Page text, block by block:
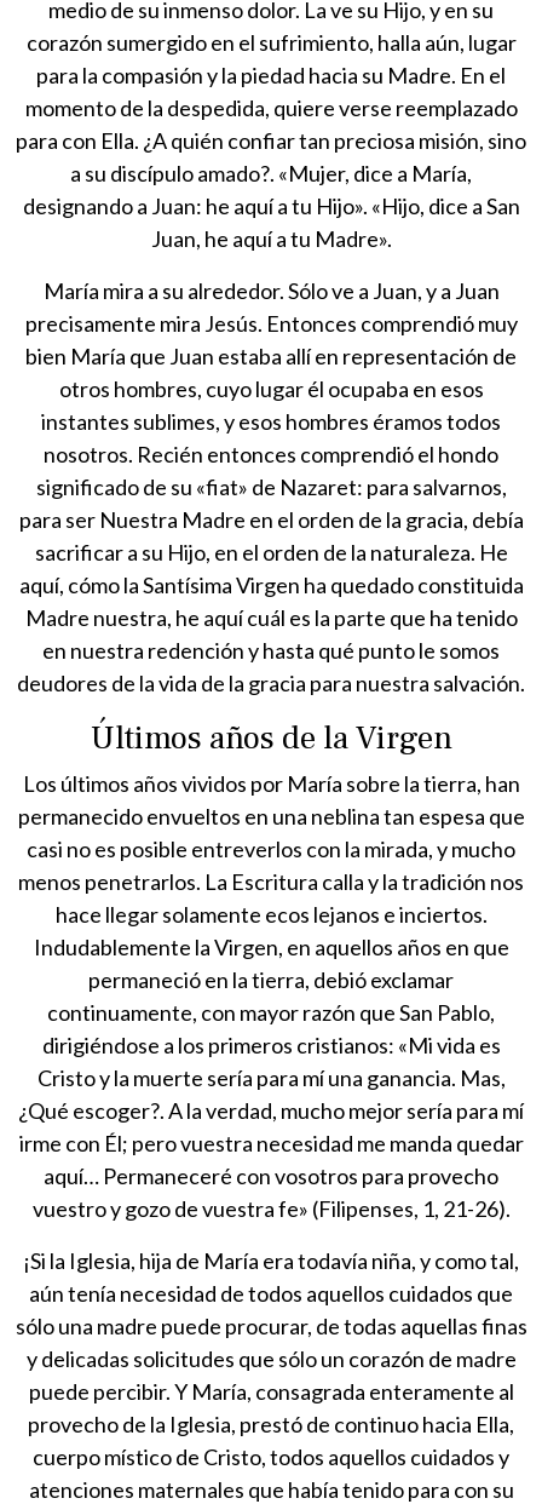
medio de su inmenso dolor. La ve su Hijo, y en su
corazón sumergido en el sufrimiento, halla aún, lugar
para la compasión y la piedad hacia su Madre. En el
momento de la despedida, quiere verse reemplazado
para con Ella. ¿A quién confiar tan preciosa misión, sino
a su discípulo amado?. «Mujer, dice a María,
designando a Juan: he aquí a tu Hijo». «Hijo, dice a San
Juan, he aquí a tu Madre».
María mira a su alrededor. Sólo ve a Juan, y a Juan
precisamente mira Jesús. Entonces comprendió muy
bien María que Juan estaba allí en representación de
otros hombres, cuyo lugar él ocupaba en esos
instantes sublimes, y esos hombres éramos todos
nosotros. Recién entonces comprendió el hondo
significado de su «fiat» de Nazaret: para salvarnos,
para ser Nuestra Madre en el orden de la gracia, debía
sacrificar a su Hijo, en el orden de la naturaleza. He
aquí, cómo la Santísima Virgen ha quedado constituida
Madre nuestra, he aquí cuál es la parte que ha tenido
en nuestra redención y hasta qué punto le somos
deudores de la vida de la gracia para nuestra salvación.
Últimos años de la Virgen
Los últimos años vividos por María sobre la tierra, han
permanecido envueltos en una neblina tan espesa que
casi no es posible entreverlos con la mirada, y mucho
menos penetrarlos. La Escritura calla y la tradición nos
hace llegar solamente ecos lejanos e inciertos.
Indudablemente la Virgen, en aquellos años en que
permaneció en la tierra, debió exclamar
continuamente, con mayor razón que San Pablo,
dirigiéndose a los primeros cristianos: «Mi vida es
Cristo y la muerte sería para mí una ganancia. Mas,
¿Qué escoger?. A la verdad, mucho mejor sería para mí
irme con Él; pero vuestra necesidad me manda quedar
aquí… Permaneceré con vosotros para provecho
vuestro y gozo de vuestra fe» (Filipenses, 1, 21-26).
¡Si la Iglesia, hija de María era todavía niña, y como tal,
aún tenía necesidad de todos aquellos cuidados que
sólo una madre puede procurar, de todas aquellas finas
y delicadas solicitudes que sólo un corazón de madre
puede percibir. Y María, consagrada enteramente al
provecho de la Iglesia, prestó de continuo hacia Ella,
cuerpo místico de Cristo, todos aquellos cuidados y
atenciones maternales que había tenido para con su